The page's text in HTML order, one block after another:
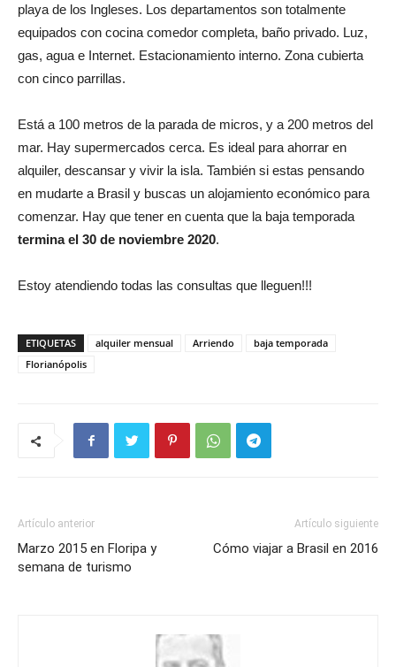
playa de los Ingleses. Los departamentos son totalmente
equipados con cocina comedor completa, baño privado. Luz,
gas, agua e Internet. Estacionamiento interno. Zona cubierta
con cinco parrillas.
Está a 100 metros de la parada de micros, y a 200 metros del
mar. Hay supermercados cerca. Es ideal para ahorrar en
alquiler, descansar y vivir la isla. También si estas pensando
en mudarte a Brasil y buscas un alojamiento económico para
comenzar. Hay que tener en cuenta que la baja temporada
termina el 30 de noviembre 2020.
Estoy atendiendo todas las consultas que lleguen!!!
ETIQUETAS alquiler mensual Arriendo
baja temporada
Florianópolis
Artículo anterior
Marzo 2015 en Floripa y
semana de turismo
Artículo siguiente
Cómo viajar a Brasil en 2016